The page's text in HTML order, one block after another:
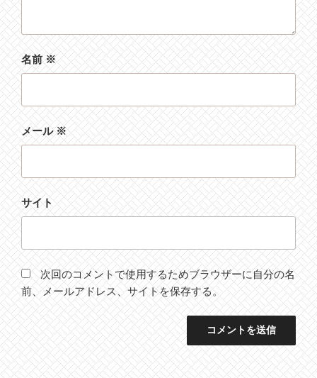
名前※
メール※
サイト
次回のコメントで使用するためブラウザーに自分の名
前、メールアドレス、サイトを保存する。